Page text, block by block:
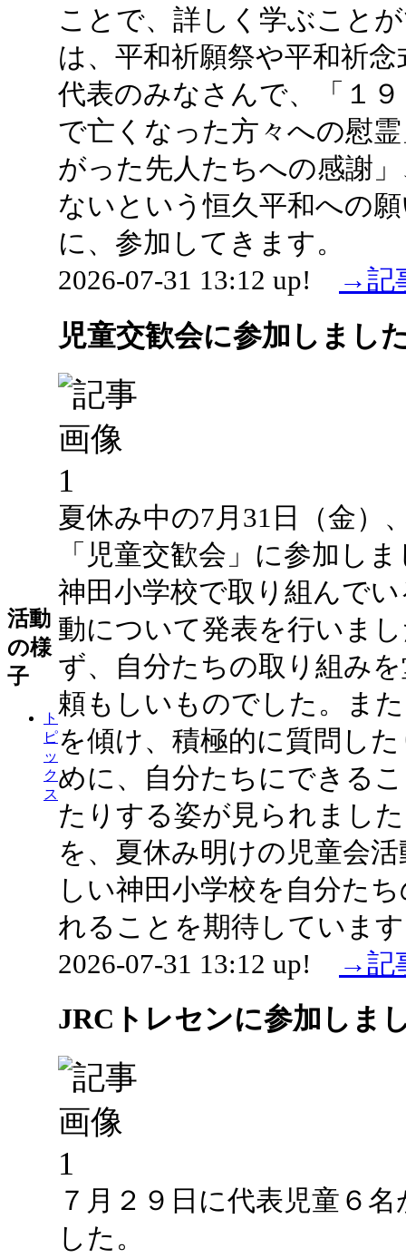
活動
の様
子
ト
ピ
ッ
ク
ス
ことで、詳しく学ぶこと
は、平和祈願祭や平和祈
代表のみなさんで、「１
で亡くなった方々への慰
がった先人たちへの感謝
ないという恒久平和への
に、参加してきます。
2026-07-31 13:12 up!
→記
児童交歓会に参加しまし
夏休み中の7月31日（金）
「児童交歓会」に参加し
神田小学校で取り組んで
動について発表を行いま
ず、自分たちの取り組み
頼もしいものでした。ま
を傾け、積極的に質問し
めに、自分たちにできる
たりする姿が見られまし
を、夏休み明けの児童会
しい神田小学校を自分た
れることを期待していま
2026-07-31 13:12 up!
→記
JRCトレセンに参加しま
７月２９日に代表児童６
した。